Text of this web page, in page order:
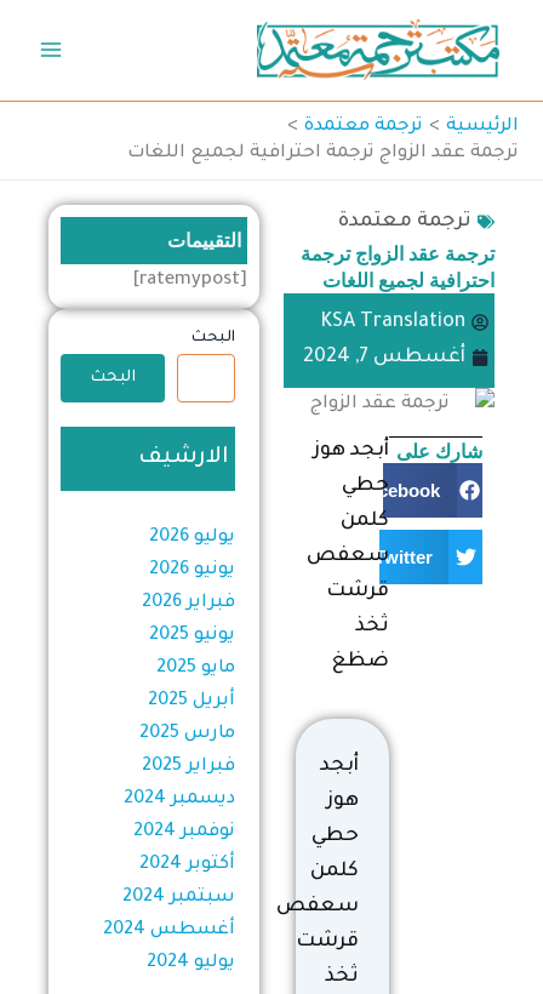
المحتوى
الرئيسية
ترجمة معتمدة
ترجمة عقد الزواج ترجمة احترافية لجميع اللغات
ترجمة معتمدة
ترجمة عقد الزواج ترجمة
احترافية لجميع اللغات
KSA Translation
أغسطس 7, 2024
شارك على
Facebook
Twitter
أبجد هوز
حطي
كلمن
سعفص
قرشت
ثخذ
ضظغ
أبجد
هوز
حطي
كلمن
سعفص
قرشت
ثخذ
التقييمات
[ratemypost]
البحث
البحث
الارشيف
يوليو 2026
يونيو 2026
فبراير 2026
يونيو 2025
مايو 2025
أبريل 2025
مارس 2025
فبراير 2025
ديسمبر 2024
نوفمبر 2024
أكتوبر 2024
سبتمبر 2024
أغسطس 2024
يوليو 2024